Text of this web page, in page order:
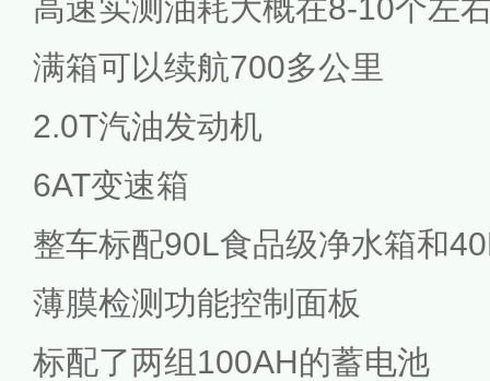
高速实测油耗大概在8-10个左
满箱可以续航700多公里
2.0T汽油发动机
6AT变速箱
整车标配90L食品级净水箱和
薄膜检测功能控制面板
标配了两组100AH的蓄电池